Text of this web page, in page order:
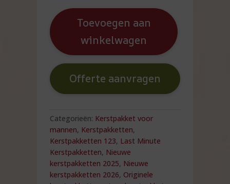
Happz
barbecue
kerstpakket
–
stoer
en
gezellig
aantal
Toevoegen aan
winkelwagen
Offerte aanvragen
Categorieën: Kerstpakket voor
mannen, Kerstpakketten,
Kerstpakketten 123, Last Minute
Kerstpakketten, Nieuwe
kerstpakketten 2025, Nieuwe
kerstpakketten 2026, Originele